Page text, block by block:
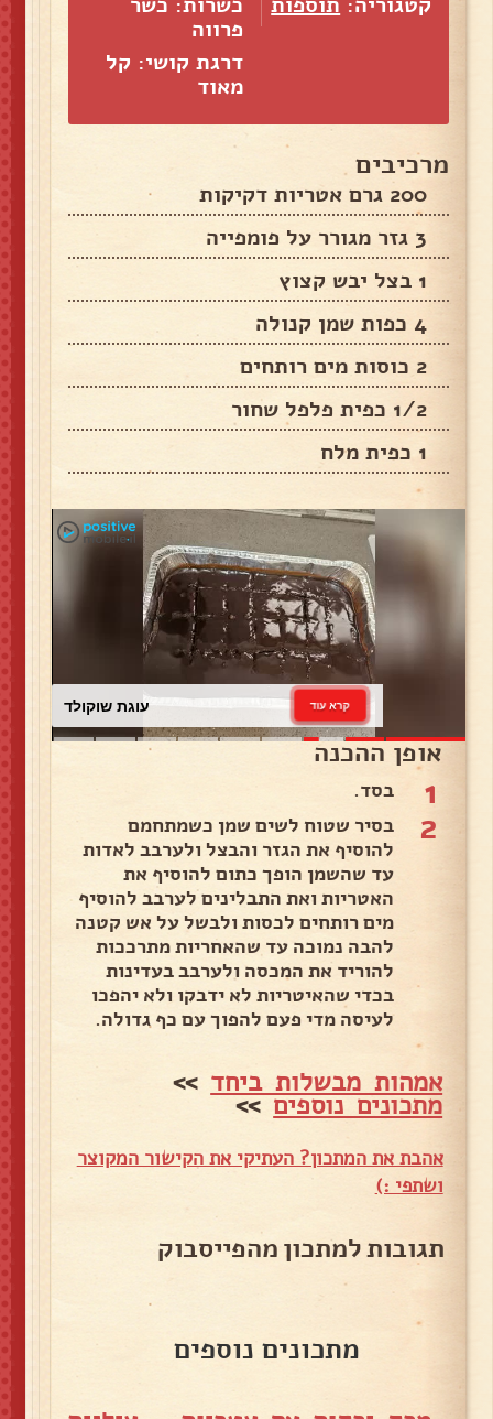
פרווה
דרגת קושי: קל
מאוד
מרכיבים
200 גרם אטריות דקיקות
3 גזר מגורר על פומפייה
1 בצל יבש קצוץ
4 כפות שמן קנולה
2 כוסות מים רותחים
1/2 כפית פלפל שחור
1 כפית מלח
עוגת שוקולד קרא עוד
אופן ההכנה
1 בסד.
2
בסיר שטוח לשים שמן כשמתחמם
להוסיף את הגזר והבצל ולערבב לאדות
עד שהשמן הופך כתום להוסיף את
האטריות ואת התבלינים לערבב להוסיף
מים רותחים לכסות ולבשל על אש קטנה
להבה נמוכה עד שהאחריות מתרככות
להוריד את המכסה ולערבב בעדינות
בכדי שהאיטריות לא ידבקו ולא יהפכו
לעיסה מדי פעם להפוך עם כף גדולה.
אמהות מבשלות ביחד >>
מתכונים נוספים>>
אהבת את המתכון? העתיקי את הקישור המקוצר
ושתפי :)
תגובות למתכון מהפייסבוק
מתכונים נוספים